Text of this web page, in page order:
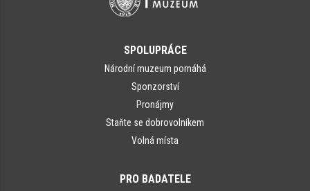
SPOLUPRÁCE
Národní muzeum pomáhá
Sponzorství
Pronájmy
Staňte se dobrovolníkem
Volná místa
PRO BADATELE